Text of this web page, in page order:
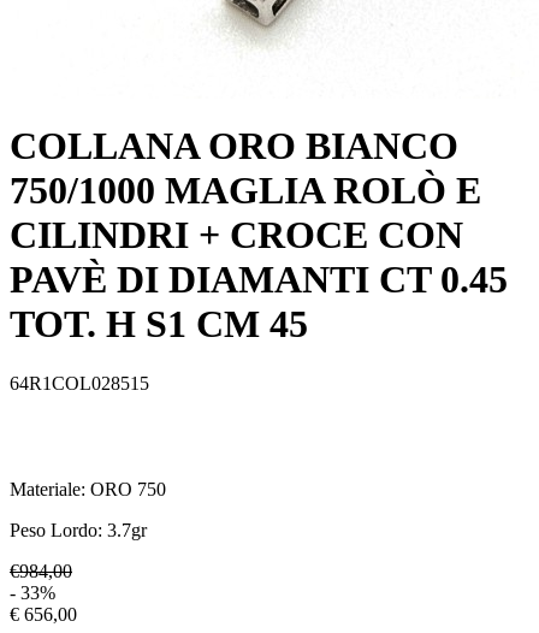
COLLANA ORO BIANCO
750/1000 MAGLIA ROLÒ E
CILINDRI + CROCE CON
PAVÈ DI DIAMANTI CT 0.45
TOT. H S1 CM 45
64R1COL028515
Materiale: ORO 750
Peso Lordo: 3.7gr
€984,00
- 33%
€ 656,00